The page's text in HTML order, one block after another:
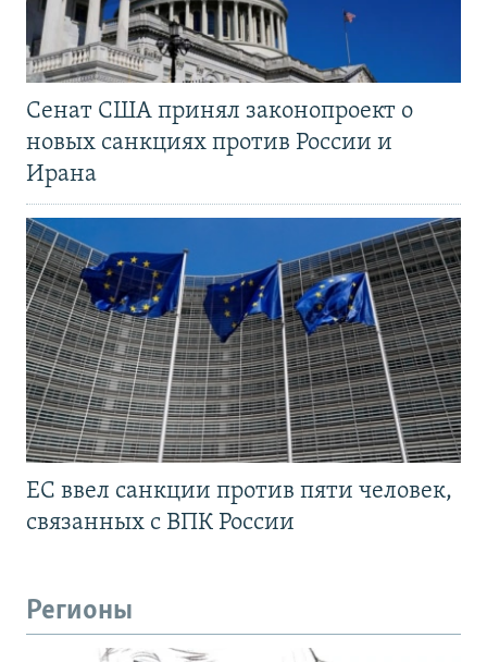
Сенат США принял законопроект о
новых санкциях против России и
Ирана
ЕС ввел санкции против пяти человек,
связанных с ВПК России
Регионы